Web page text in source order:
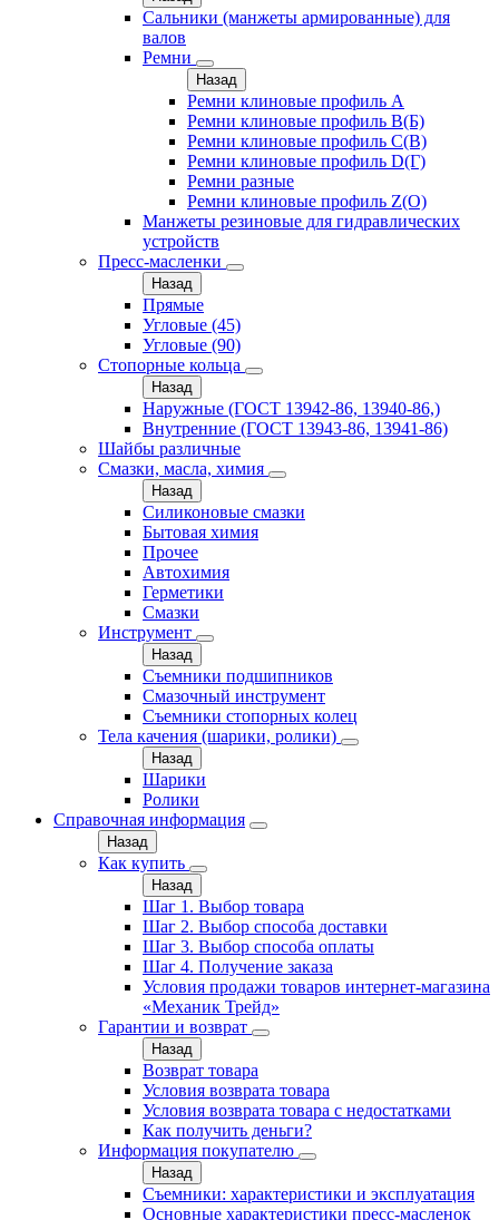
Сальники (манжеты армированные) для
валов
Ремни
Назад
Ремни клиновые профиль A
Ремни клиновые профиль B(Б)
Ремни клиновые профиль C(В)
Ремни клиновые профиль D(Г)
Ремни разные
Ремни клиновые профиль Z(О)
Манжеты резиновые для гидравлических
устройств
Пресс-масленки
Назад
Прямые
Угловые (45)
Угловые (90)
Стопорные кольца
Назад
Наружные (ГОСТ 13942-86, 13940-86,)
Внутренние (ГОСТ 13943-86, 13941-86)
Шайбы различные
Смазки, масла, химия
Назад
Силиконовые смазки
Бытовая химия
Прочее
Автохимия
Герметики
Смазки
Инструмент
Назад
Съемники подшипников
Смазочный инструмент
Съемники стопорных колец
Тела качения (шарики, ролики)
Назад
Шарики
Ролики
Справочная информация
Назад
Как купить
Назад
Шаг 1. Выбор товара
Шаг 2. Выбор способа доставки
Шаг 3. Выбор способа оплаты
Шаг 4. Получение заказа
Условия продажи товаров интернет-магазина
«Механик Трейд»
Гарантии и возврат
Назад
Возврат товара
Условия возврата товара
Условия возврата товара с недостатками
Как получить деньги?
Информация покупателю
Назад
Съемники: характеристики и эксплуатация
Основные характеристики пресс‑масленок